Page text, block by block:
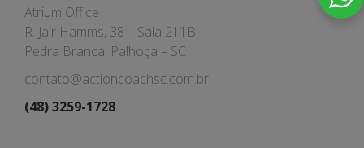
Atrium Office
R. Jair Hamms, 38 – Sala 211B
Pedra Branca, Palhoça – SC
contato@actioncoachsc.com.br
(48) 3259-1728